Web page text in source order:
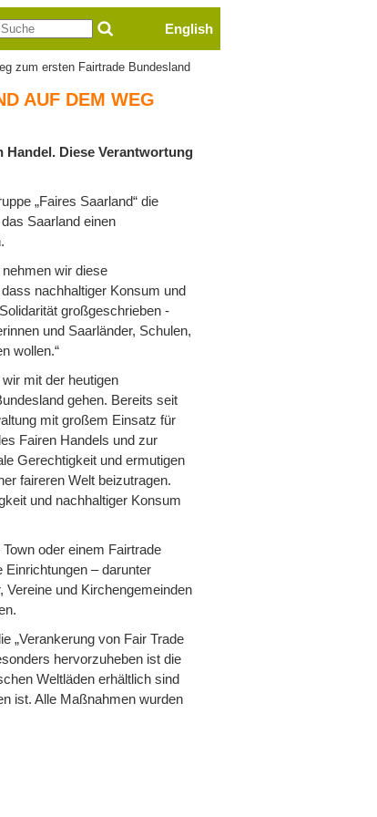
English
Suche
zum ersten Fairtrade Bundesland
AUF DEM WEG
Diese Verantwortung
„Faires Saarland“ die
Saarland einen
wir diese
nachhaltiger Konsum und
großgeschrieben -
und Saarländer, Schulen,
wollen.“
mit der heutigen
gehen. Bereits seit
mit großem Einsatz für
Fairen Handels und zur
Gerechtigkeit und ermutigen
faireren Welt beizutragen.
und nachhaltiger Konsum
oder einem Fairtrade
– darunter
und Kirchengemeinden
„Verankerung von Fair Trade
hervorzuheben ist die
Weltläden erhältlich sind
ist. Alle Maßnahmen wurden